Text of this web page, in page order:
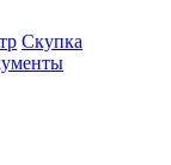
Cкупка